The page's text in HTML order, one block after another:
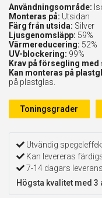
Användningsområde:
Monteras på: Utsidan
Färg från utsida: Silver
Ljusgenomsläpp: 59%
Värmereducering: 52%
UV-blockering: 99%
Krav på försegling med
Kan monteras på
på plastglas.
Toningsgrader
Utvändig
Kan levereras
7-14 dagars
Högsta kvalitet med 3